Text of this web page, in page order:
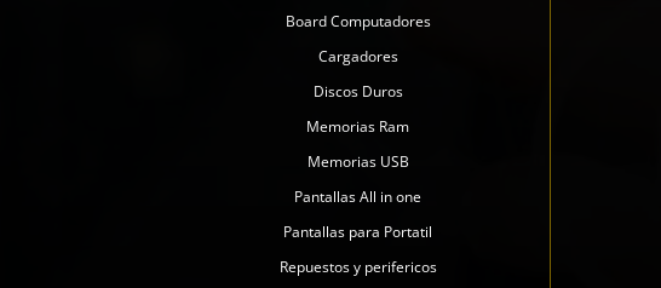
Board Computadores
Cargadores
Discos Duros
Memorias Ram
Memorias USB
Pantallas All in one
Pantallas para Portatil
Repuestos y perifericos